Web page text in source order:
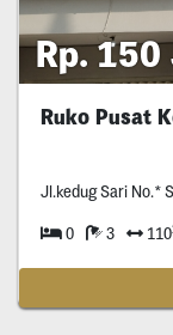
Rp. 150
Ruko Pusat
Jl.kedug Sari No.*
0 3 110